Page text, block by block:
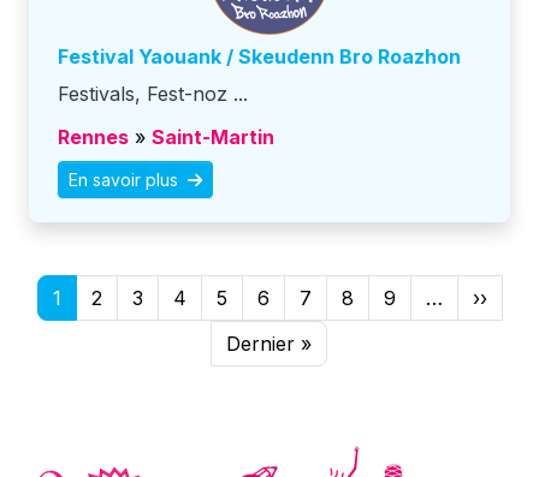
Festival Yaouank / Skeudenn Bro Roazhon
Festivals, Fest-noz ...
Rennes » Saint-Martin
En savoir plus
Pagination
1 2 3 4 5 6 7 8 9 … ››Page
Dernier »Dernière page